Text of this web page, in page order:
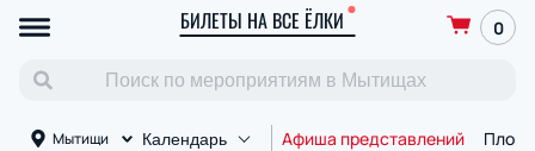
БИЛЕТЫ НА ВСЕ ЁЛКИ 0
Мытищи Календарь Афиша представлений